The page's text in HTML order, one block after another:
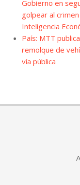
Gobierno en
golpear al
Inteligencia
País: MTT
remolque de
vía pública